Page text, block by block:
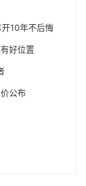
10年不后悔
好位置
公布